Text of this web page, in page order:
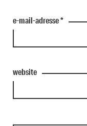
e-mail-adresse*
website